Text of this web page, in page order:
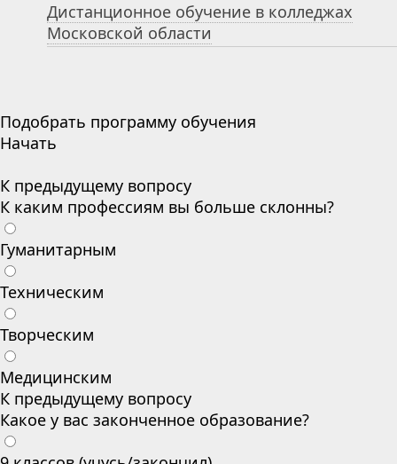
Дистанционное обучение в колледжах
Московской области
Подобрать программу обучения
Начать
К предыдущему вопросу
К каким профессиям вы больше склонны?
Гуманитарным
Техническим
Творческим
Медицинским
К предыдущему вопросу
Какое у вас законченное образование?